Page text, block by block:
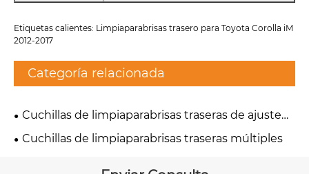
Etiquetas calientes: Limpiaparabrisas trasero para Toyota Corolla iM
2012-2017
Categoría relacionada
Cuchillas de limpiaparabrisas traseras de ajuste
exacto
Cuchillas de limpiaparabrisas traseras múltiples